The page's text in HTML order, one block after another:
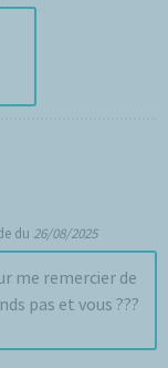
du 26/08/2025
me remercier de
pas et vous ???